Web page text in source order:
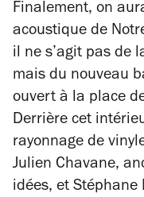
Finalement, on
acoustique de
il ne s’agit pas de
mais du nouveau
ouvert à la place
Derrière cet
rayonnage de
Julien Chavane,
idées, et Stéphane